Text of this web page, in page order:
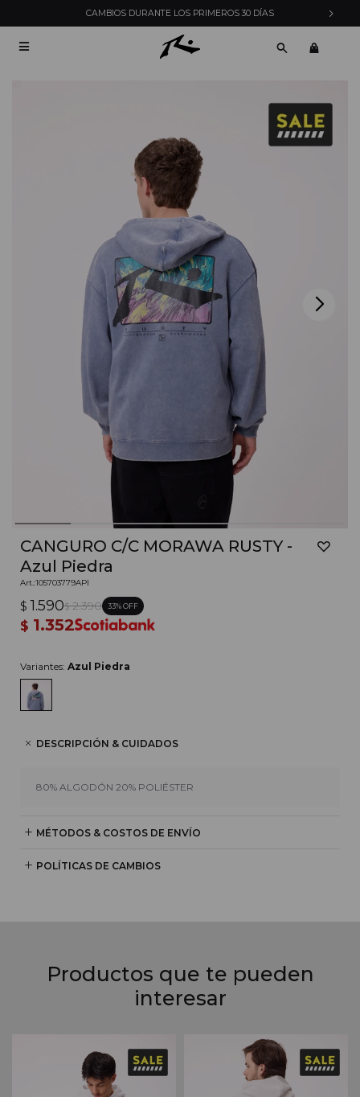
CAMBIOS DURANTE LOS PRIMEROS 30 DÍAS

CANGURO C/C MORAWA RUSTY -
Azul Piedra
105703779API
$ 1.590$ 2.390 33
$ 1.352
Variantes: Azul Piedra
DESCRIPCIÓN & CUIDADOS
80% ALGODÓN 20% POLIÉSTER
MÉTODOS & COSTOS DE ENVÍO
POLÍTICAS DE CAMBIOS
Productos que te pueden
interesar